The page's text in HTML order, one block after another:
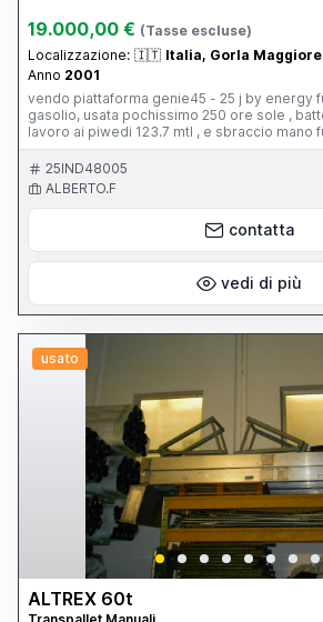
19.000,00 € (Tasse escluse)
Localizzazione: 🇮🇹 Italia, Gorla Maggiore
Anno 2001
vendo piattaforma genie45 - 25 j by energy funziona elettrico e a
gasolio, usata pochissimo 250 ore sole , batterie nuove di 2 anni , h
lavoro ai piwedi 123.7 mtl , e sbraccio mano fuori da cesta 7.5 mtl ,
peso 7600 kg , eseguiti vari lavori negl anni come cambio tubazioni
25IND48005
ALBERTO.F
contatta
vedi di più
usato
ALTREX 60t